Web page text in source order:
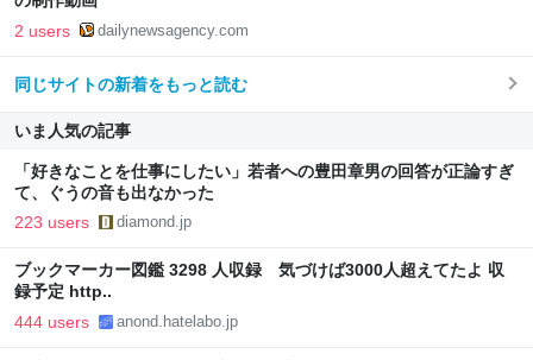
2 users dailynewsagency.com
同じサイトの新着をもっと読む
いま人気の記事
「好きなことを仕事にしたい」若者への豊田章男の回答が正論すぎ
て、ぐうの音も出なかった
223 users diamond.jp
ブックマーカー図鑑 3298 人収録 気づけば3000人超えてたよ 収
録予定 http..
444 users anond.hatelabo.jp